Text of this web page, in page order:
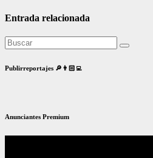
Entrada relacionada
Publirreportajes 🔎👨🏻‍💻
Anunciantes Premium